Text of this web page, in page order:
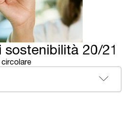
20/21
circolare